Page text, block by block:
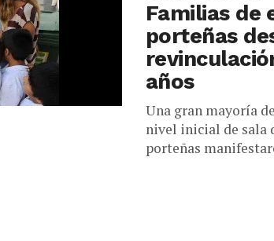
Familias de
porteñas
años
Una gran mayoría
nivel inicial de sala
porteñas